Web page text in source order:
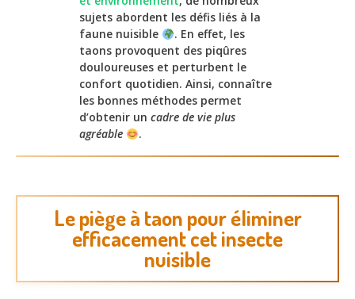
sujets abordent les défis liés à la
faune nuisible
. En effet, les
taons provoquent des piqûres
douloureuses et perturbent le
confort quotidien. Ainsi, connaître
les bonnes méthodes permet
d’obtenir un cadre de vie plus
agréable
.
Le piège à taon pour éliminer
efficacement cet insecte
nuisible